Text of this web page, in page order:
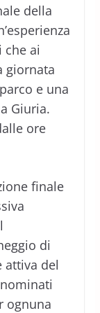
della
che ai
giornata
e una
Giuria.
ore
finale
di
attiva del
ognuna